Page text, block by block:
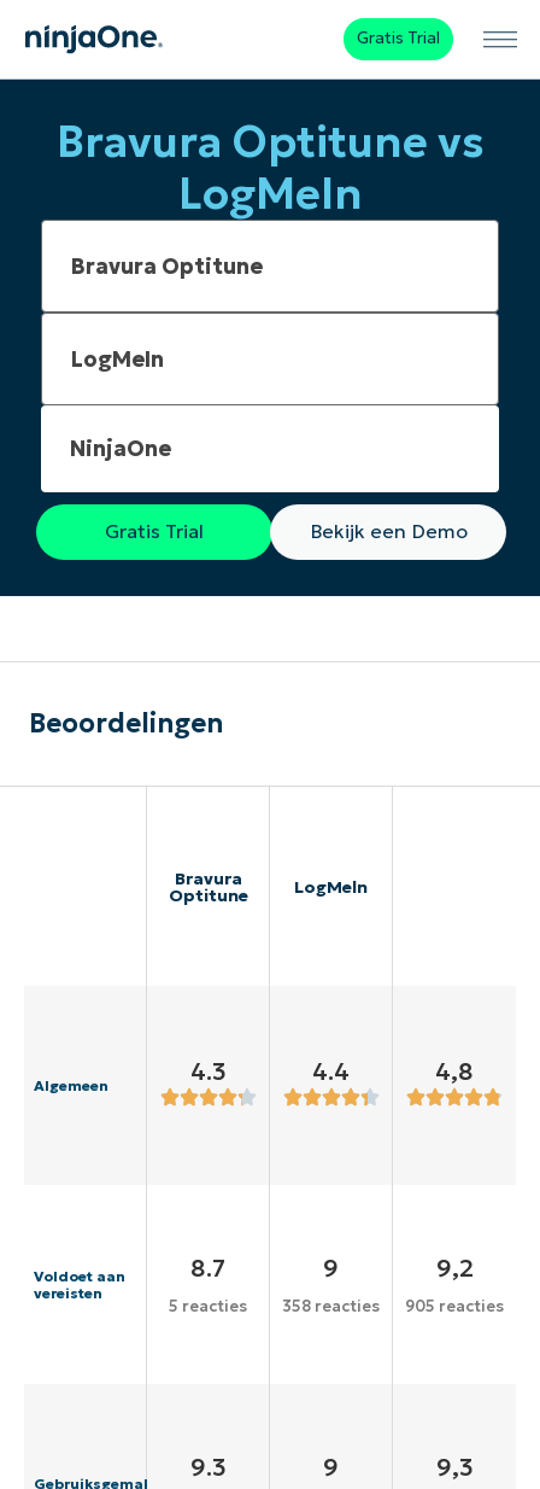
Gratis Trial
Bravura Optitune vs
LogMeIn
NinjaOne
Gratis Trial Bekijk een Demo
Beoordelingen
Bravura
Optitune LogMeln
Algemeen 4.3 4.4 4,8
Voldoet aan
vereisten
8.7
5 reacties
9
358 reacties
9,2
905 reacties
Gebruiksgemak
9.3 9 9,3